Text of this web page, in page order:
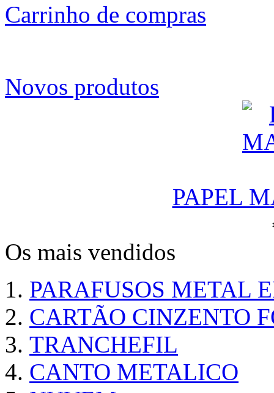
Carrinho de compras
Novos produtos
PAPEL
Os mais vendidos
PARAFUSOS METAL
CARTÃO CINZENTO
TRANCHEFIL
CANTO METALICO